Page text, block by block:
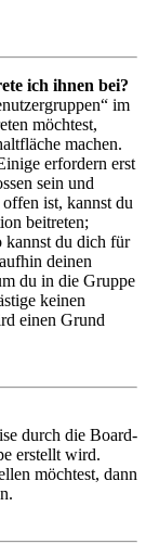
ich ihnen bei?
im
möchtest,
machen.
erfordern erst
sein und
ist, kannst du
beitreten;
kannst du dich für
deinen
du in die Gruppe
keinen
einen Grund
durch die Board-
erstellt wird.
möchtest, dann